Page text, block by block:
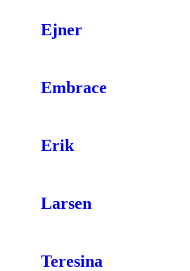
Ejner
Embrace
Erik
Larsen
Teresina